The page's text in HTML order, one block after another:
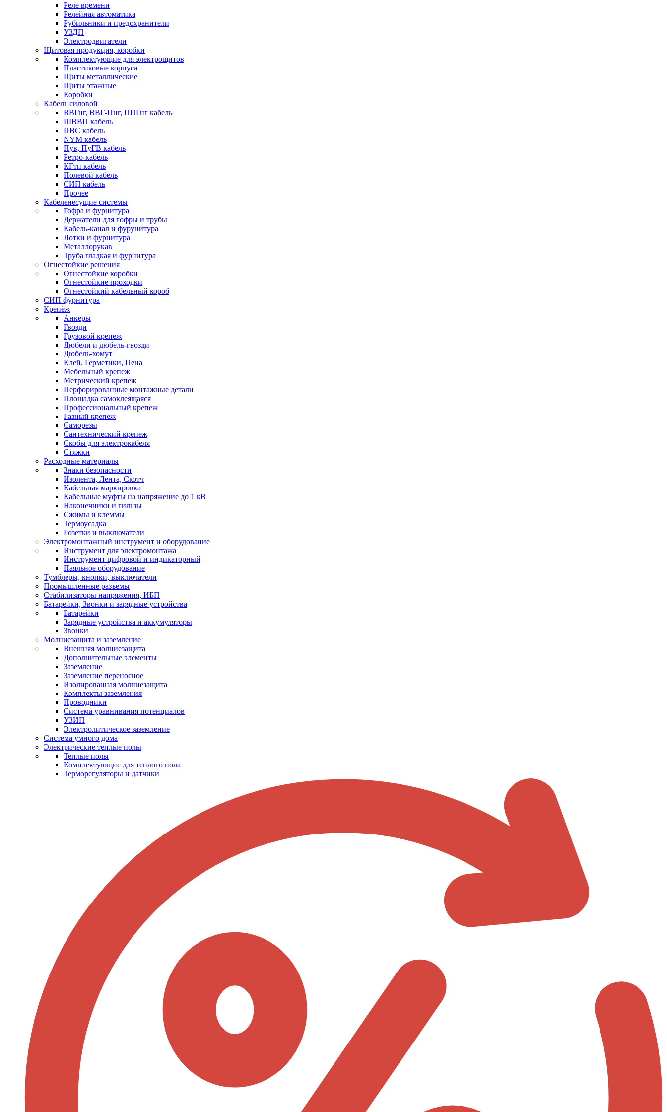
Реле времени
Релейная автоматика
Рубильники и предохранители
УЗДП
Электродвигатели
Щитовая продукция, коробки
Комплектующие для электрощитов
Пластиковые корпуса
Щиты металлические
Щиты этажные
Коробки
Кабель силовой
ВВГнг, ВВГ-Пнг, ППГнг кабель
ШВВП кабель
ПВС кабель
NYM кабель
Пув, ПуГВ кабель
Ретро-кабель
КГтп кабель
Полевой кабель
СИП кабель
Прочее
Кабеленесущие системы
Гофра и фурнитура
Держатели для гофры и трубы
Кабель-канал и фурунитура
Лотки и фурнитура
Металлорукав
Труба гладкая и фурнитура
Огнестойкие решения
Огнестойкие коробки
Огнестойкие проходки
Огнестойкий кабельный короб
СИП фурнитура
Крепёж
Анкеры
Гвозди
Грузовой крепеж
Дюбели и дюбель-гвозди
Дюбель-хомут
Клей, Герметики, Пена
Мебельный крепеж
Метрический крепеж
Перфорированные монтажные детали
Площадка самоклеящаяся
Профессиональный крепеж
Разный крепеж
Саморезы
Сантехнический крепеж
Скобы для электрокабеля
Стяжки
Расходные материалы
Знаки безопасности
Изолента, Лента, Скотч
Кабельная маркировка
Кабельные муфты на напряжение до 1 кВ
Наконечники и гильзы
Сжимы и клеммы
Термоусадка
Розетки и выключатели
Электромонтажный инструмент и оборудование
Инструмент для электромонтажа
Инструмент цифровой и индикаторный
Паяльное оборудование
Тумблеры, кнопки, выключатели
Промышленные разъемы
Стабилизаторы напряжения, ИБП
Батарейки, Звонки и зарядные устройства
Батарейки
Зарядные устройства и аккумуляторы
Звонки
Молниезащита и заземление
Внешняя молниезащита
Дополнительные элементы
Заземление
Заземление переносное
Изолированная молниезащита
Комплекты заземления
Проводники
Система уравнивания потенциалов
УЗИП
Электролитическое заземление
Система умного дома
Электрические теплые полы
Теплые полы
Комплектующие для теплого пола
Терморегуляторы и датчики